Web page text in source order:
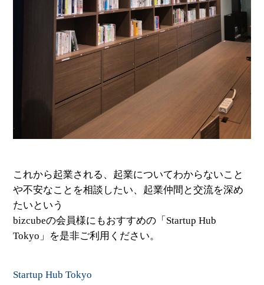
これから起業される、起業についてわからないこと
や不安なことを相談したい、起業仲間と交流を深め
たいという
bizcubeの会員様にもおすすめの「Startup Hub
Tokyo」を是非ご利用ください。
Startup Hub Tokyo